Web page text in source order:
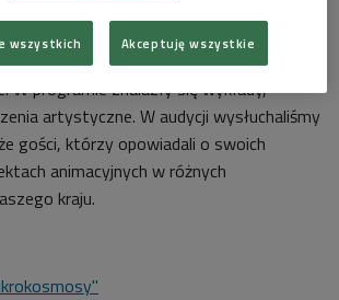
ysuel/Shutterstock.com
do miasta" zorganizował Miejski Ośrodek
W programie znalazły się wykłady,
artystyczne. W audycji wysłuchaliśmy
gości, którzy opowiadali o swoich
animacyjnych w różnych
kraju.
wszystkich Akceptuję wszystkie